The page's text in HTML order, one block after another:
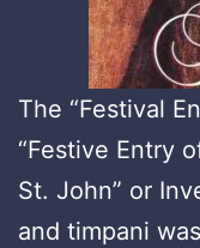
The “Festival
“Festive Entry
St. John” or
and timpani